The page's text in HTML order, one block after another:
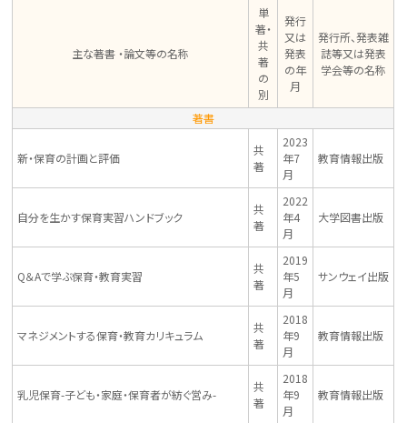
主な著書 ・論文等の名称
単
著・
共
著
の
別
発行
又は
発表
の年
月
発行所、発表雑
誌等又は発表
学会等の名称
著書
新・保育の計画と評価
共
著
2023
年7
月
教育情報出版
自分を生かす保育実習ハンドブック
共
著
2022
年4
月
大学図書出版
Q＆Aで学ぶ保育・教育実習
共
著
2019
年5
月
サンウェイ出版
マネジメントする保育・教育カリキュラム
共
著
2018
年9
月
教育情報出版
乳児保育-子ども・家庭・保育者が紡ぐ営み-
共
著
2018
年9
月
教育情報出版